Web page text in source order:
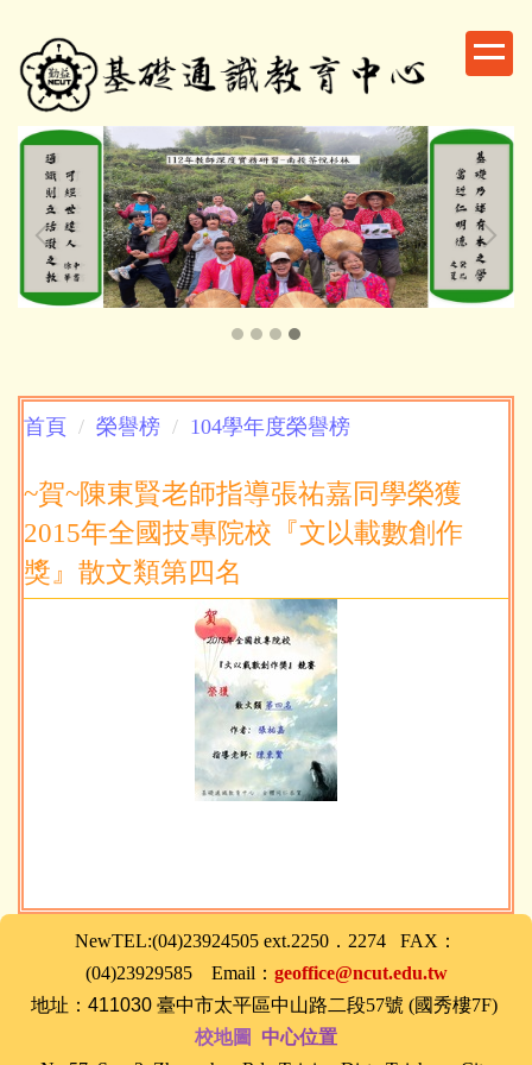
到
主
內
首頁 榮譽榜 104學年度榮譽榜
~賀~陳東賢老師指導張祐嘉同學榮獲
2015年全國技專院校『文以載數創作
獎』散文類第四名
NewTEL:(04)23924505 ext.2250．2274 FAX：
(04)23929585 Email： geoffice@ncut.edu.tw
地址： 411030臺中市太平區中山路二段57號 (國秀樓7F)
校地圖
中心位置